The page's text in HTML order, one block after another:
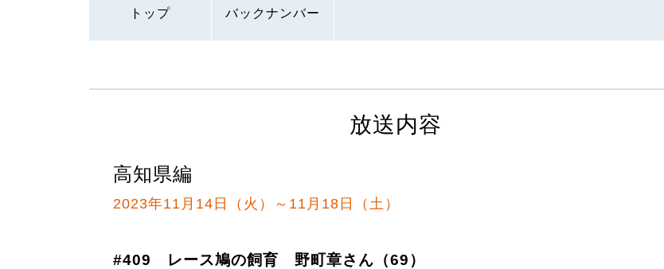
トップ バックナンバー
放送内容
高知県編
2023年11月14日（火）～11月18日（土）
#409 レース鳩の飼育 野町章さん（69）